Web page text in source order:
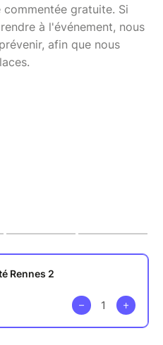
gratuite. Si
à l'événement, nous
afin que nous